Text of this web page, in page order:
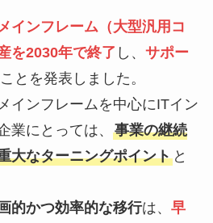
インフレーム（大型汎用コ
を2030年で終了 し、 サポー
ことを発表しました。
インフレームを中心にITイン
業にとっては、 事業の継続
大なターニングポイントと
的かつ効率的な移行は、 早